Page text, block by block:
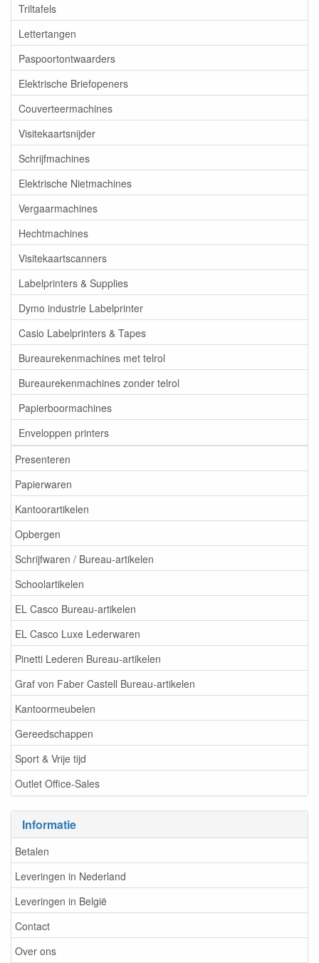
Triltafels
Lettertangen
Paspoortontwaarders
Elektrische Briefopeners
Couverteermachines
Visitekaartsnijder
Schrijfmachines
Elektrische Nietmachines
Vergaarmachines
Hechtmachines
Visitekaartscanners
Labelprinters & Supplies
Dymo industrie Labelprinter
Casio Labelprinters & Tapes
Bureaurekenmachines met telrol
Bureaurekenmachines zonder telrol
Papierboormachines
Enveloppen printers
Presenteren
Papierwaren
Kantoorartikelen
Opbergen
Schrijfwaren / Bureau-artikelen
Schoolartikelen
EL Casco Bureau-artikelen
EL Casco Luxe Lederwaren
Pinetti Lederen Bureau-artikelen
Graf von Faber Castell Bureau-artikelen
Kantoormeubelen
Gereedschappen
Sport & Vrije tijd
Outlet Office-Sales
Informatie
Betalen
Leveringen in Nederland
Leveringen in België
Contact
Over ons